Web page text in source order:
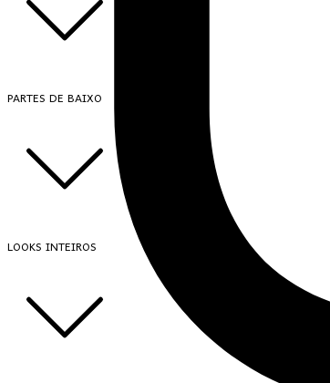
PARTES DE BAIXO
LOOKS INTEIROS